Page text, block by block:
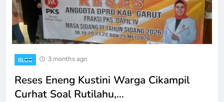
BLOG 3 months ago
Reses Eneng Kustini Warga Cikampil
Curhat Soal Rutilahu,…